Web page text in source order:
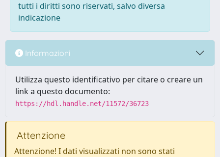
tutti i diritti sono riservati, salvo diversa
indicazione
Informazioni
Utilizza questo identificativo per citare o creare un
link a questo documento:
https://hdl.handle.net/11572/36723
Attenzione
Attenzione! I dati visualizzati non sono stati